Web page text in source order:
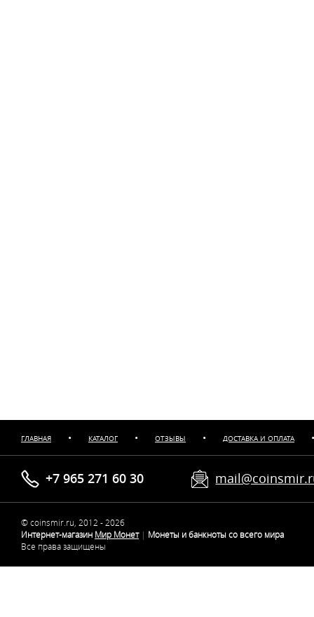
ГЛАВНАЯ • КАТАЛОГ • ОТЗЫВЫ • ДОСТАВКА И ОПЛАТА •
+7 965 271 60 30
© coinsmir.ru, 2012 - 2026
Интернет-магазин Мир Монет | Монеты и банкноты со всего мира
Все права защищены